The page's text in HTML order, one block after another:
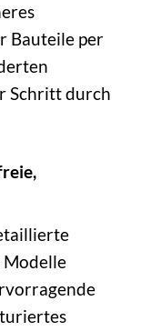
Bauteile per
Schritt durch
Modelle